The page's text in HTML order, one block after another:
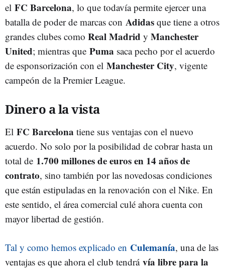
el FC Barcelona, lo que todavía permite ejercer una
batalla de poder de marcas con Adidas que tiene a otros
grandes clubes como Real Madrid y Manchester
United; mientras que Puma saca pecho por el acuerdo
de esponsorización con el Manchester City, vigente
campeón de la Premier League.
Dinero a la vista
El FC Barcelona tiene sus ventajas con el nuevo
acuerdo. No solo por la posibilidad de cobrar hasta un
total de 1.700 millones de euros en 14 años de
contrato, sino también por las novedosas condiciones
que están estipuladas en la renovación con el Nike. En
este sentido, el área comercial culé ahora cuenta con
mayor libertad de gestión.
Tal y como hemos explicado en Culemanía, una de las
ventajas es que ahora el club tendrá vía libre para la